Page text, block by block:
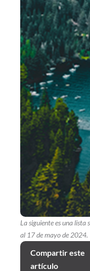
La siguiente es una lista
al 17 de mayo de 2024.
Compartir este
artículo